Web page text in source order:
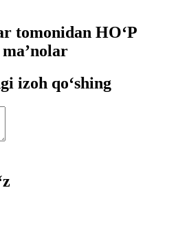
tomonidan HO‘P
izoh qo‘shing